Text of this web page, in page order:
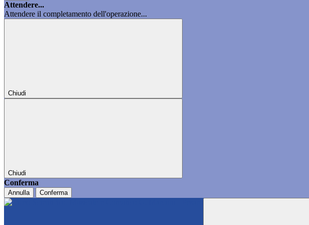
Attendere...
Attendere il completamento dell'operazione...
Chiudi
Chiudi
Conferma
Annulla Conferma